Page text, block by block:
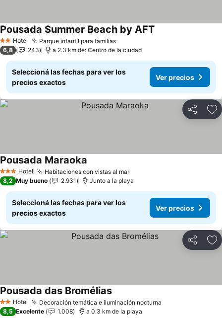
2 Estrellas
Hotel Parque infantil para familiasVer precios
Pousada Summer Beach by AFT
6,8 243 a 2.3 km de: Centro de la ciudad
Seleccioná las fechas para ver los
precios exactos
Ver precios
Compartir
3 Estrellas
Hotel Habitaciones con vistas al marVer precios
Pousada Maraoka
8,2 Muy bueno 2.931 Junto a la playa
Seleccioná las fechas para ver los
precios exactos
Ver precios
Compartir
2 Estrellas
Hotel Decoración temática e iluminación nocturna
Pousada das BroméliasVer precios
8,5 Excelente 1.008 a 0.3 km de la playa